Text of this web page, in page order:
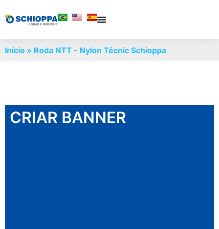
Início » Roda NTT - Nylon Técnic Schioppa
CRIAR BANNER